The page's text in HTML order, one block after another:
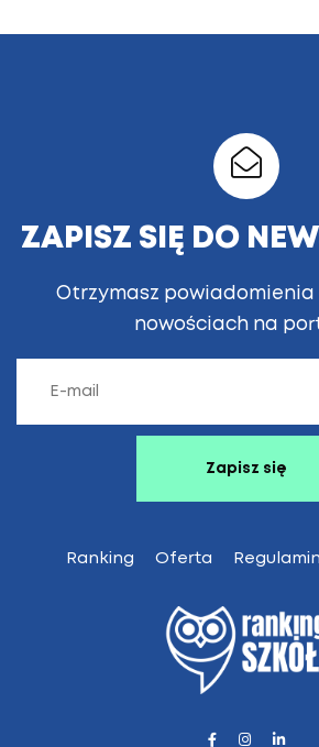
ZAPISZ SIĘ DO
Otrzymasz powiadomienia
nowościach na
Ranking Oferta Regulamin